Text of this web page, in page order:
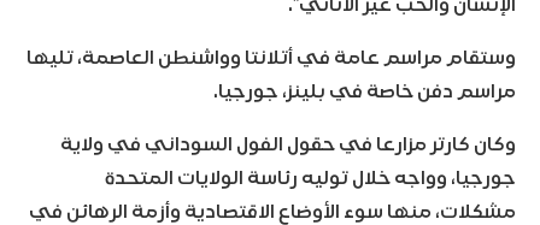
وستقام مراسم عامة في أتلانتا وواشنطن العاصمة، تليها
مراسم دفن خاصة في بلينز، جورجيا.
وكان كارتر مزارعا في حقول الفول السوداني في ولاية
جورجيا، وواجه خلال توليه رئاسة الولايات المتحدة
مشكلات، منها سوء الأوضاع الاقتصادية وأزمة الرهائن في